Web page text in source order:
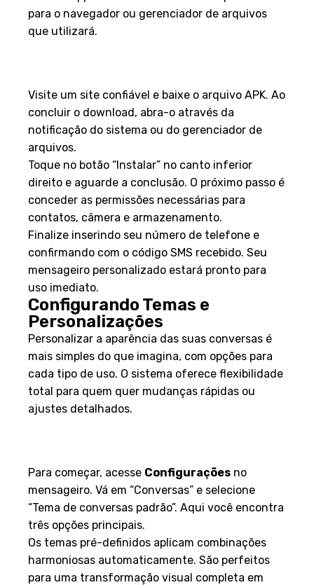
para o navegador ou gerenciador de arquivos
que utilizará.
Visite um site confiável e baixe o arquivo APK. Ao
concluir o download, abra-o através da
notificação do sistema ou do gerenciador de
arquivos.
Toque no botão “Instalar” no canto inferior
direito e aguarde a conclusão. O próximo passo é
conceder as permissões necessárias para
contatos, câmera e armazenamento.
Finalize inserindo seu número de telefone e
confirmando com o código SMS recebido. Seu
mensageiro personalizado estará pronto para
uso imediato.
Configurando Temas e
Personalizações
Personalizar a aparência das suas conversas é
mais simples do que imagina, com opções para
cada tipo de uso. O sistema oferece flexibilidade
total para quem quer mudanças rápidas ou
ajustes detalhados.
Para começar, acesse Configurações no
mensageiro. Vá em “Conversas” e selecione
“Tema de conversas padrão”. Aqui você encontra
três opções principais.
Os temas pré-definidos aplicam combinações
harmoniosas automaticamente. São perfeitos
para uma transformação visual completa em